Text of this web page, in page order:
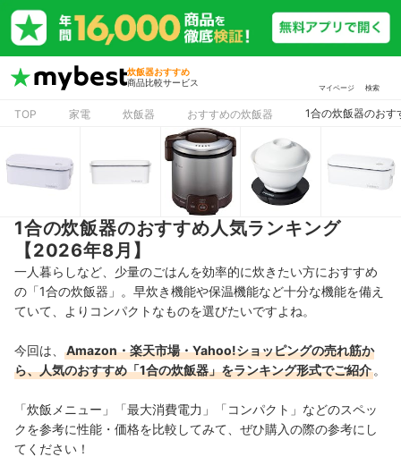
炊飯器おすすめ
商品比較サービス
マイページ 検索
TOP 家電 炊飯器 おすすめの炊飯器 1合の炊飯器のお
1合の炊飯器のおすすめ人気ランキング
【2026年8月】
一人暮らしなど、少量のごはんを効率的に炊きたい方におすすめ
の「1合の炊飯器」。早炊き機能や保温機能など十分な機能を備え
ていて、よりコンパクトなものを選びたいですよね。
今回は、
Amazon・楽天市場・Yahoo!ショッピングの売れ筋か
ら、人気のおすすめ「1合の炊飯器」をランキング形式でご紹介 。
「炊飯メニュー」「最大消費電力」「コンパクト」 などのスペッ
クを参考に性能・価格を比較してみて、ぜひ購入の際の参考にし
てください！